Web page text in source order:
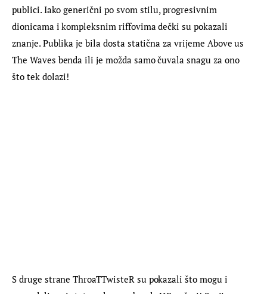
publici. Iako generični po svom stilu, progresivnim
dionicama i kompleksnim riffovima dečki su pokazali
znanje. Publika je bila dosta statična za vrijeme Above us
The Waves benda ili je možda samo čuvala snagu za ono
što tek dolazi!
S druge strane ThroaTTwisteR su pokazali što mogu i